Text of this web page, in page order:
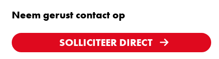
Neem gerust contact op
SOLLICITEER DIRECT